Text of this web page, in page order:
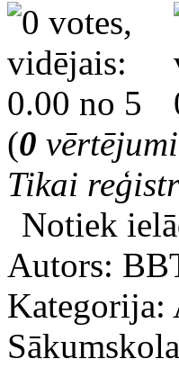
(0
Tikai
Notiek
Autors:
Kategorija: